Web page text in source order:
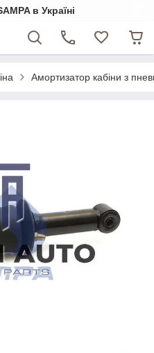
в Україні
Амортизатор кабіни з